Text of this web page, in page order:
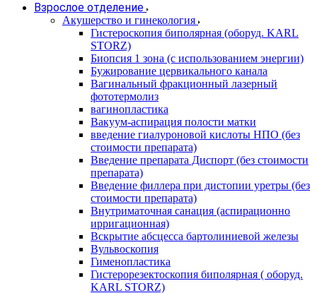
Взрослое отделение
Акушерство и гинекология
Гистероскопия биполярная (оборуд. KARL
STORZ)
Биопсия 1 зона (с использованием энергии)
Бужирование цервикального канала
Вагинальный фракционный лазерный
фототермолиз
вагинопластика
Вакуум-аспирация полости матки
введение гиалуроновой кислоты НПО (без
стоимости препарата)
Введение препарата Диспорт (без стоимости
препарата)
Введение филлера при дистопии уретры (без
стоимости препарата)
Внутриматочная санация (аспирационно
ирригационная)
Вскрытие абсцесса бартолиниевой железы
Вульвоскопия
Гименопластика
Гистерорезектоскопия биполярная ( оборуд.
KARL STORZ)